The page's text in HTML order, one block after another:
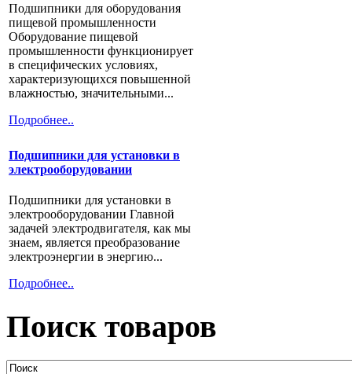
Подшипники для оборудования
пищевой промышленности
Оборудование пищевой
промышленности функционирует
в специфических условиях,
характеризующихся повышенной
влажностью, значительными...
Подробнее..
Подшипники для установки в
электрооборудовании
Подшипники для установки в
электрооборудовании Главной
задачей электродвигателя, как мы
знаем, является преобразование
электроэнергии в энергию...
Подробнее..
Поиск товаров